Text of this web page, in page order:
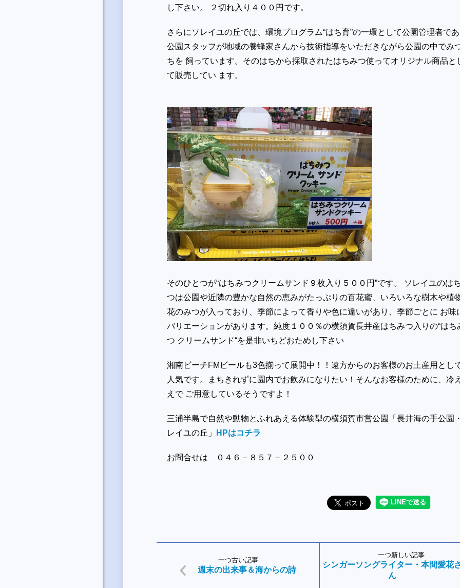
し下さい。 ２切れ入り４００円です。
さらにソレイユの丘では、環境プログラム“はち育”の一環として公園管理者で
公園スタッフが地域の養蜂家さんから技術指導をいただきながら公園の中でみ
ちを 飼っています。そのはちから採取されたはちみつ使ってオリジナル商品と
て販売してい ます。
そのひとつが“はちみつクリームサンド９枚入り５００円”です。 ソレイユのは
つは公園や近隣の豊かな自然の恵みがたっぷりの百花蜜、いろいろな樹木や植
花のみつが入っており、季節によって香りや色に違いがあり、季節ごとに お味
バリエーションがあります。純度１００％の横須賀長井産はちみつ入りの“はち
つ クリームサンド“を是非いちどおためし下さい
湘南ビーチFMビールも3色揃って展開中！！遠方からのお客様のお土産用とし
人気です。まちきれずに園内でお飲みになりたい！そんなお客様のために、冷
えで ご用意しているそうですよ！
三浦半島で自然や動物とふれあえる体験型の横須賀市営公園「長井海の手公園
レイユの丘」
HPはコチラ
お問合せは ０４６－８５７－２５００
一つ古い記事
週末の出来事＆海からの詩
一つ新しい記事
シンガーソングライター・本間愛花
ん